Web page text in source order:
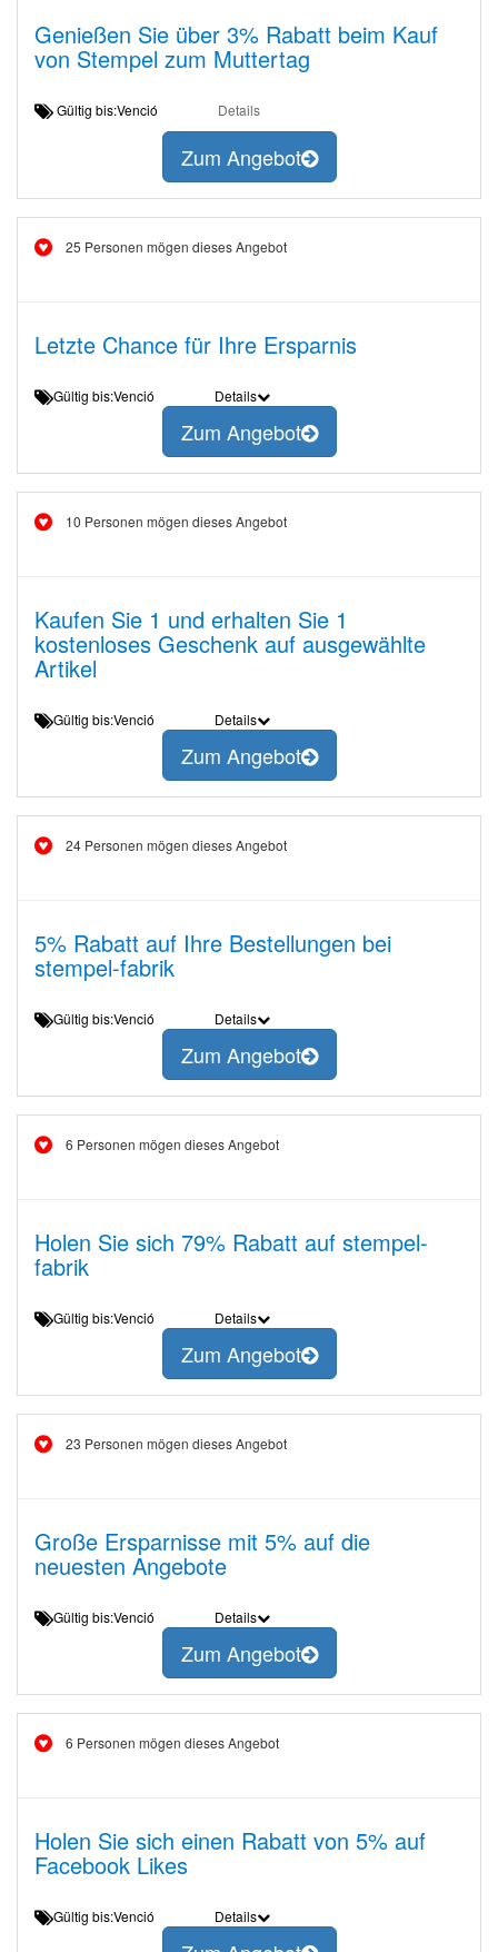
Genießen Sie über 3% Rabatt beim Kauf
von Stempel zum Muttertag
Gültig bis:Venció Details
Zum Angebot
25 Personen mögen dieses Angebot
Letzte Chance für Ihre Ersparnis
Gültig bis:Venció Details
Zum Angebot
10 Personen mögen dieses Angebot
Kaufen Sie 1 und erhalten Sie 1
kostenloses Geschenk auf ausgewählte
Artikel
Gültig bis:Venció Details
Zum Angebot
24 Personen mögen dieses Angebot
5% Rabatt auf Ihre Bestellungen bei
stempel-fabrik
Gültig bis:Venció Details
Zum Angebot
6 Personen mögen dieses Angebot
Holen Sie sich 79% Rabatt auf stempel-
fabrik
Gültig bis:Venció Details
Zum Angebot
23 Personen mögen dieses Angebot
Große Ersparnisse mit 5% auf die
neuesten Angebote
Gültig bis:Venció Details
Zum Angebot
6 Personen mögen dieses Angebot
Holen Sie sich einen Rabatt von 5% auf
Facebook Likes
Gültig bis:Venció Details